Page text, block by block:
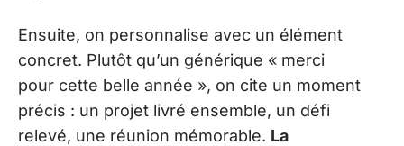
Ensuite, on personnalise avec un élément
concret. Plutôt qu’un générique « merci
pour cette belle année », on cite un moment
précis : un projet livré ensemble, un défi
relevé, une réunion mémorable. La